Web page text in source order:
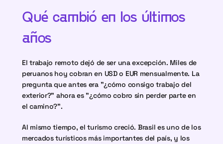
Qué cambió en los últimos
años
El trabajo remoto dejó de ser una excepción. Miles de
peruanos hoy cobran en USD o EUR mensualmente. La
pregunta que antes era "¿cómo consigo trabajo del
exterior?" ahora es "¿cómo cobro sin perder parte en
el camino?".
Al mismo tiempo, el turismo creció. Brasil es uno de los
mercados turísticos más importantes del país, y los